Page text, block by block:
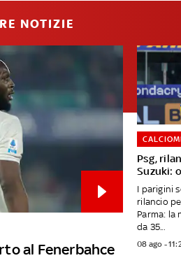
NOTIZIE
al Fenerbahce
Psg,
Suzuki:
I parigini
rilancio
Parma: la
da 35...
08 ago -